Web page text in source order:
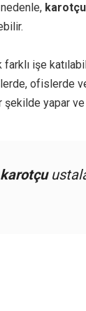
karotçu
farklı işe
ofislerde
şekilde yapar ve
karotçu